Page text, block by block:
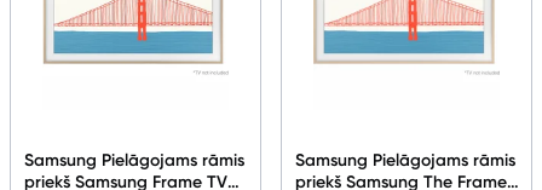
Samsung Pielāgojams rāmis
priekš Samsung Frame TV
Samsung Pielāgojams rāmis
priekš Samsung The Frame